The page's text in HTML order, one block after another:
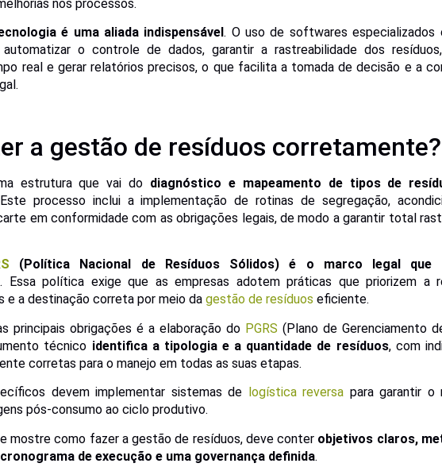
nos processos.
é uma aliada indispensável. O uso de softwares especializados
o controle de dados, garantir a rastreabilidade dos
real e gerar relatórios precisos, o que facilita a tomada de decisão e a
a gestão de resíduos corretamente?
estrutura que vai do diagnóstico e mapeamento de tipos de
processo inclui a implementação de rotinas de segregação,
em conformidade com as obrigações legais, de modo a garantir total
(Política Nacional de Resíduos Sólidos) é o marco legal que
. Essa política exige que as empresas adotem práticas que priorizem a
e a destinação correta por meio da gestão de resíduos eficiente.
principais obrigações é a elaboração do PGRS (Plano de Gerenciamento
técnico identifica a tipologia e a quantidade de resíduos, com
corretas para o manejo em todas as suas etapas.
devem implementar sistemas de
logística reversa para garantir o
pós-consumo ao ciclo produtivo.
mostre como fazer a gestão de resíduos, deve conter objetivos claros,
de execução e uma governança definida.